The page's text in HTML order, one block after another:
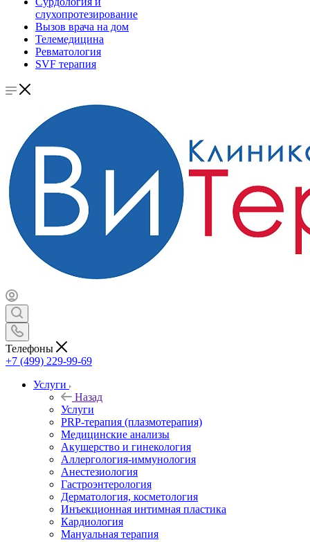
слухопротезирование
Вызов врача на дом
Телемедицина
Ревматология
SVF терапия
Телефоны
+7 (499) 229-99-69
Услуги
Назад
Услуги
PRP-терапия (плазмотерапия)
Медицинские анализы
Акушерство и гинекология
Аллергология-иммунология
Анестезиология
Гастроэнтерология
Дерматология, косметология
Инъекционная интимная пластика
Кардиология
Мануальная терапия